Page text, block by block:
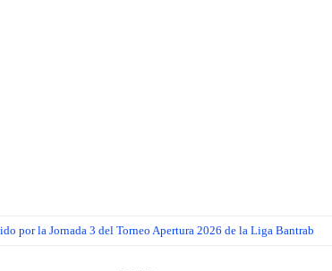
por la Jornada 3 del Torneo Apertura 2026 de la Liga Bantrab